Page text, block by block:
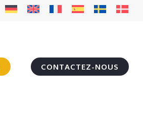
CONTACTEZ-NOUS